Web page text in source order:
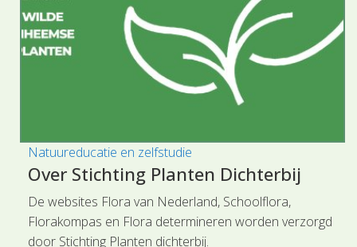
Natuureducatie en zelfstudie
Over Stichting Planten Dichterbij
De websites Flora van Nederland, Schoolflora,
Florakompas en Flora determineren worden verzorgd
door Stichting Planten dichterbij.